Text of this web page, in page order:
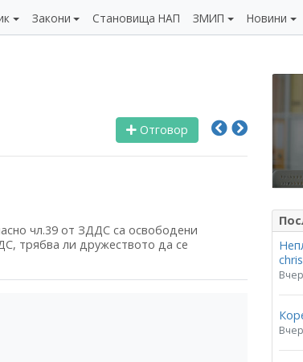
Закони Становища НАП ЗМИП Новини
Отговор
чл.39 от ЗДДС са освободени
трябва ли дружеството да се